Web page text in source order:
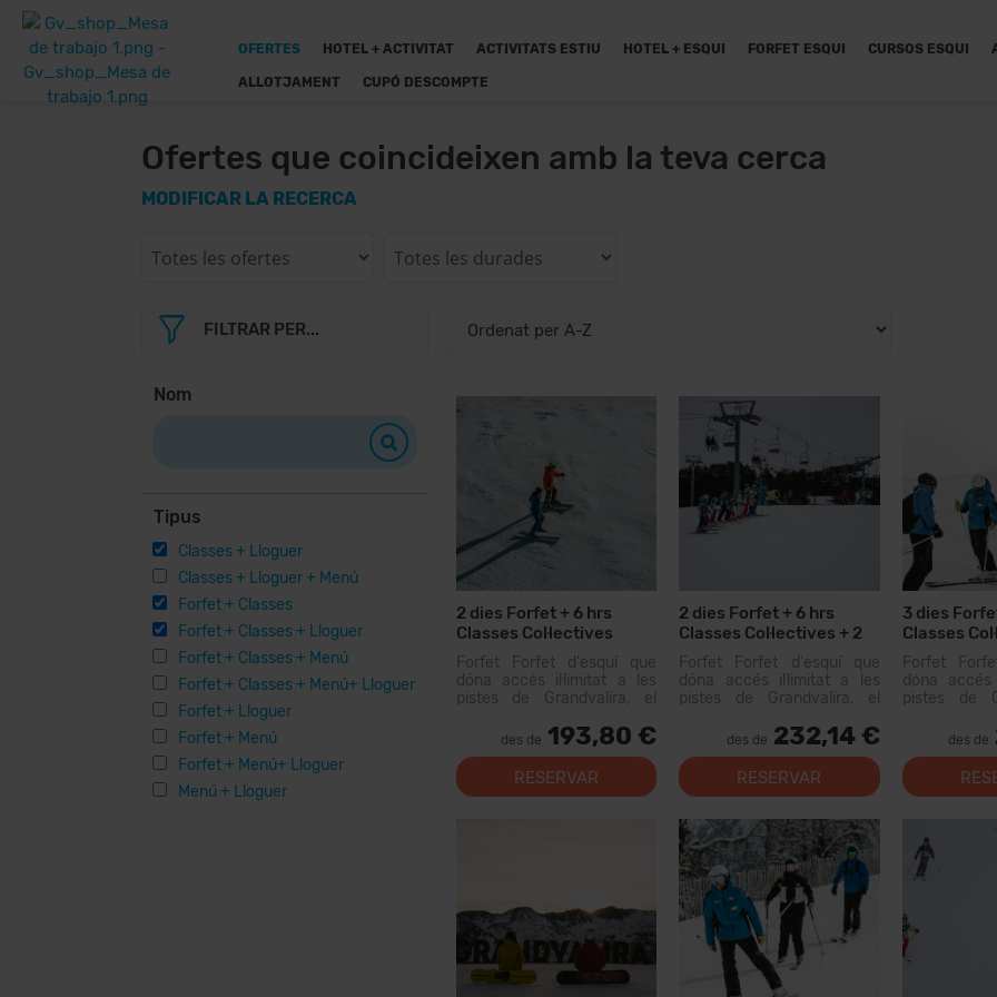
OFERTES HOTEL + ACTIVITAT ACTIVITATS ESTIU HOTEL + ESQUI FORFET ESQUI CURSOS ESQUI
ALLOTJAMENT CUPÓ DESCOMPTE
Ofertes que coincideixen amb la teva cerca
MODIFICAR LA RECERCA
FILTRAR PER...
Nom
Tipus
Classes + Lloguer
Classes + Lloguer + Menú
Forfet + Classes
Forfet + Classes + Lloguer
Forfet + Classes + Menú
Forfet + Classes + Menú+ Lloguer
Forfet + Lloguer
Forfet + Menú
Forfet + Menú+ Lloguer
Menú + Lloguer
2 dies Forfet + 6 hrs
Classes Col·lectives
Forfet Forfet d'esquí que
dóna accés il·limitat a les
pistes de Grandvalira, el
dels Pirineus. Amb aquest
forfet podràs recórrer més...
des de 193,80 €
RESERVAR
2 dies Forfet + 6 hrs
Classes Col·lectives + 2
dies Lloguer Material
Forfet Forfet d'esquí que
dóna accés il·limitat a les
pistes de Grandvalira, el
dels Pirineus. Amb aquest
forfet podràs recórrer més...
des de 232,14 €
RESERVAR
3 dies
Classes
Forfet
dóna
pistes de
dels
forfet
des de